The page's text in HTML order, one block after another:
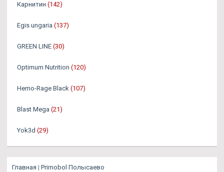
Карнитин (142)
Egis ungaria (137)
GREEN LINE (30)
Optimum Nutrition (120)
Hemo-Rage Black (107)
Blast Mega (21)
Yok3d (29)
Главная | Primobol Полысаево